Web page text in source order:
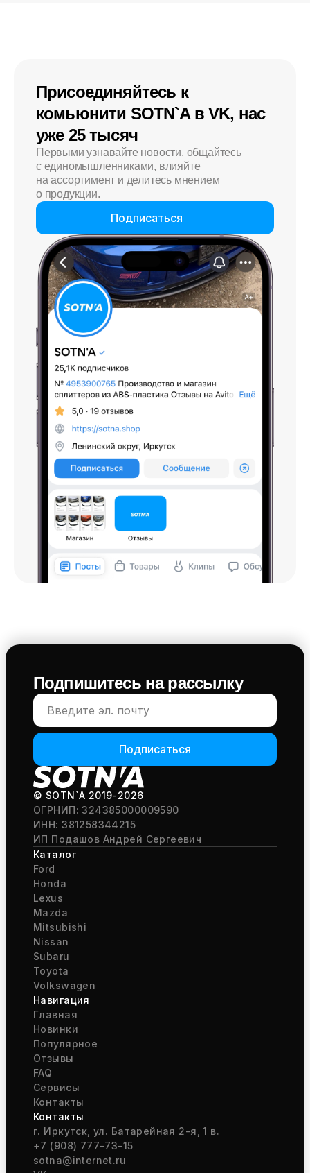
Присоединяйтесь к
комьюнити SOTN`A в VK, нас
уже 25 тысяч
Первыми узнавайте новости, общайтесь
с единомышленниками, влияйте
на ассортимент и делитесь мнением
о продукции.
Подписаться
Подпишитесь на рассылку
Подписаться
© SOTN`A 2019-2026
ОГРНИП: 324385000009590
ИНН: 381258344215
ИП Подашов Андрей Сергеевич
Каталог
Ford
Honda
Lexus
Mazda
Mitsubishi
Nissan
Subaru
Toyota
Volkswagen
Навигация
Главная
Новинки
Популярное
Отзывы
FAQ
Сервисы
Контакты
Контакты
г. Иркутск, ул. Батарейная 2-я, 1 в.
+7 (908) 777-73-15
sotna@internet.ru